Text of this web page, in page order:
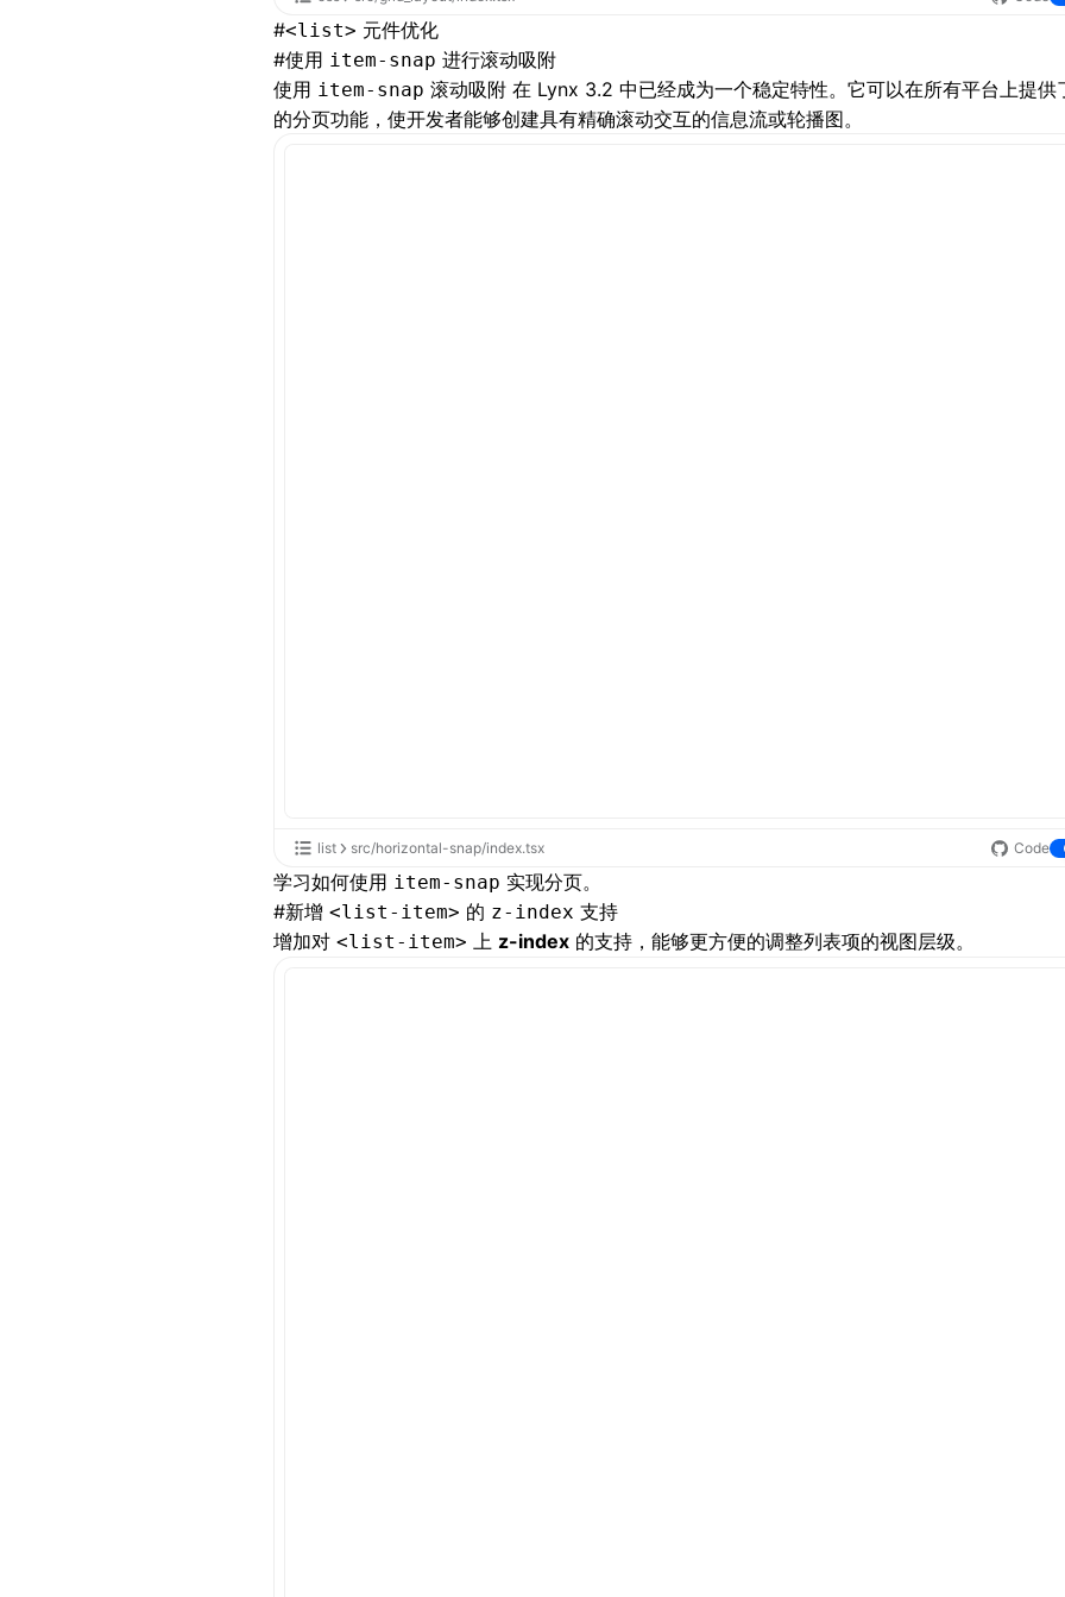
#<list> 元件优化
#使用 item-snap 进行滚动吸附
使用 item-snap 滚动吸附 在 Lynx 3.2 中已经成为一个稳定特性。它可以在所有平台上提供
的分页功能，使开发者能够创建具有精确滚动交互的信息流或轮播图。
list src/horizontal-snap/index.tsx Code
学习如何使用 item-snap 实现分页。
#新增 <list-item> 的 z-index 支持
增加对 <list-item> 上 z-index 的支持，能够更方便的调整列表项的视图层级。